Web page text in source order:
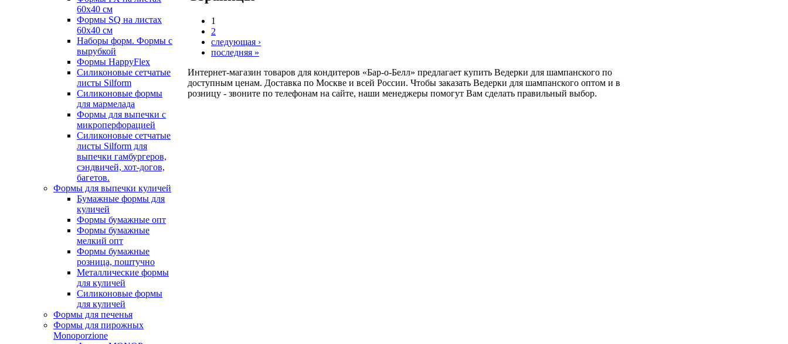
60х40 см
Формы SQ на листах
60х40 см
Наборы форм. Формы с
вырубкой
Формы HappyFlex
Силиконовые сетчатые
листы Silform
Силиконовые формы
для мармелада
Формы для выпечки с
микроперфорацией
Силиконовые сетчатые
листы Silform для
выпечки гамбургеров,
сэндвичей, хот-догов,
багетов.
Формы для выпечки куличей
Бумажные формы для
куличей
Формы бумажные опт
Формы бумажные
мелкий опт
Формы бумажные
розница, поштучно
Металлические формы
для куличей
Силиконовые формы
для куличей
Формы для печенья
Формы для пирожных
Monoporzione
1
2
следующая ›
последняя »
Интернет-магазин товаров для кондитеров «Бар-о-Белл» предлагает купить Ведерки для шампанского по
доступным ценам. Доставка по Москве и всей России. Чтобы заказать Ведерки для шампанского оптом и в
розницу - звоните по телефонам на сайте, наши менеджеры помогут Вам сделать правильный выбор.